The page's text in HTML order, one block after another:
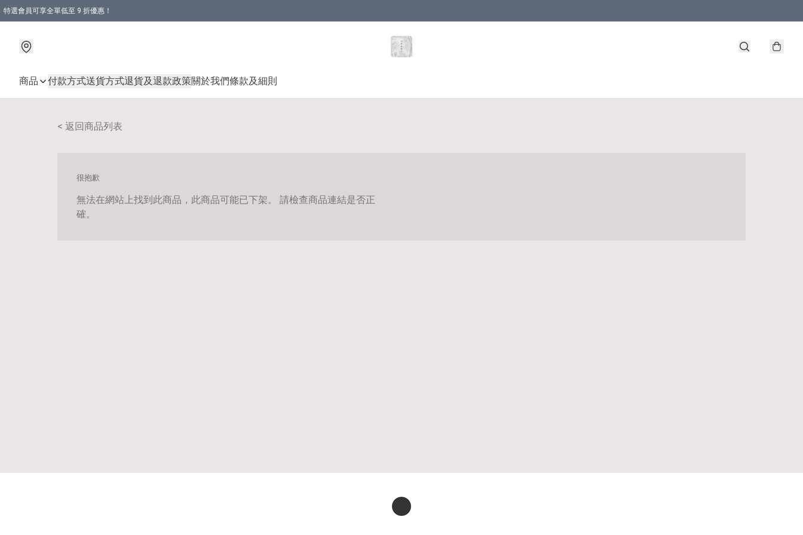
特選會員可享全單低至 9 折優惠！
商品 付款方式送貨方式退貨及退款政策關於我們條款及細則
< 返回商品列表
很抱歉
無法在網站上找到此商品，此商品可能已下架。 請檢查商品連結是否正
確。